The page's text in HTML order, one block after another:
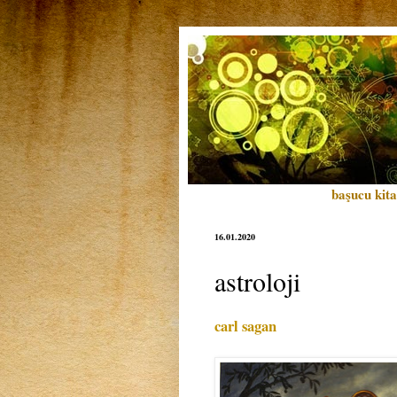
başucu
16.01.2020
astroloji
carl sagan